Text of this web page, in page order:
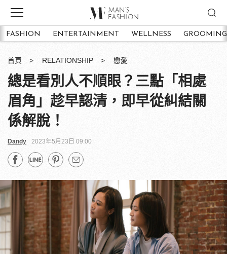
FASHION ENTERTAINMENT WELLNESS GROOMING
首頁 RELATIONSHIP 戀愛
總是看別人不順眼？三點「相處
眉角」趁早認清，即早從糾結關
係解脫！
Dandy 2023年5月23日 09:00